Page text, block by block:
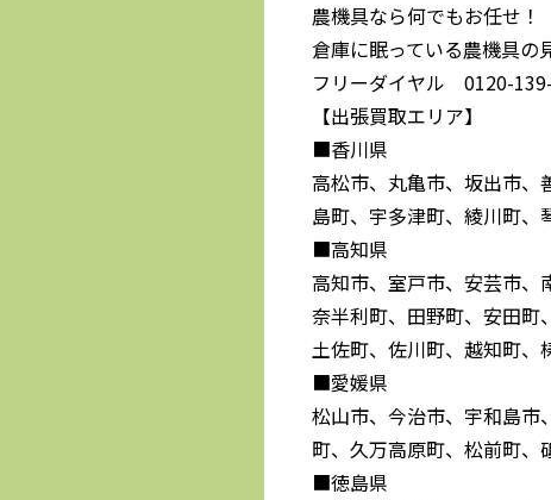
農機具なら何でもお任せ！
倉庫に眠っている農機具の
フリーダイヤル 0120-
【出張買取エリア】
■香川県
高松市、丸亀市、坂出市、
島町、宇多津町、綾川町
■高知県
高知市、室戸市、安芸市、
奈半利町、田野町、安田町
土佐町、佐川町、越知町、
■愛媛県
松山市、今治市、宇和島市
町、久万高原町、松前町
■徳島県